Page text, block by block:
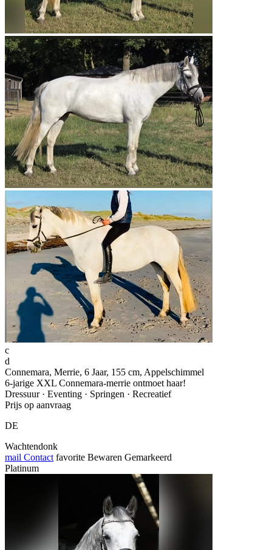
c
d
Connemara, Merrie, 6 Jaar, 155 cm, Appelschimmel
6-jarige XXL Connemara-merrie ontmoet haar!
Dressuur · Eventing · Springen · Recreatief
Prijs op aanvraag
DE
Wachtendonk
mail Contact favorite Bewaren Gemarkeerd
Platinum